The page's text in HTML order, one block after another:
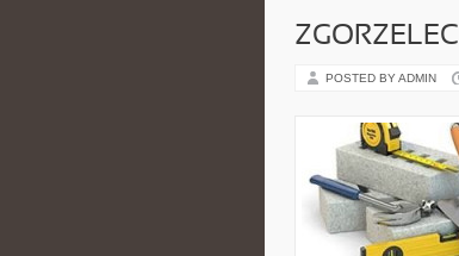
ZGORZELEC
POSTED BY ADMIN